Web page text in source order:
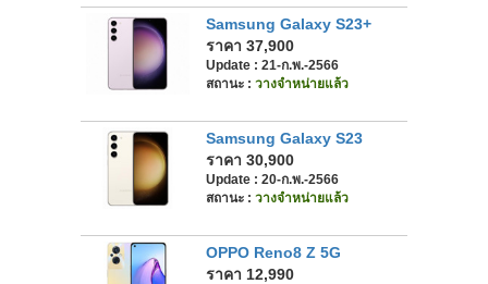
Samsung Galaxy S23+
ราคา 37,900
Update : 21-ก.พ.-2566
สถานะ : วางจำหน่ายแล้ว
Samsung Galaxy S23
ราคา 30,900
Update : 20-ก.พ.-2566
สถานะ : วางจำหน่ายแล้ว
OPPO Reno8 Z 5G
ราคา 12,990